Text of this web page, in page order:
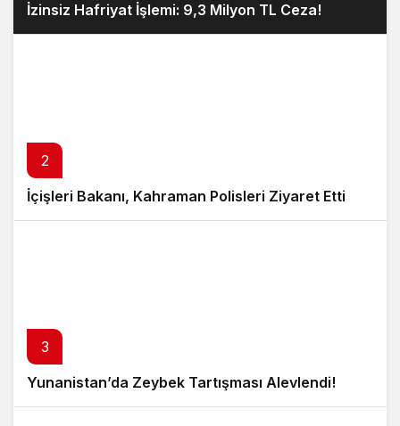
İzinsiz Hafriyat İşlemi: 9,3 Milyon TL Ceza!
2
İçişleri Bakanı, Kahraman Polisleri Ziyaret Etti
3
Yunanistan’da Zeybek Tartışması Alevlendi!